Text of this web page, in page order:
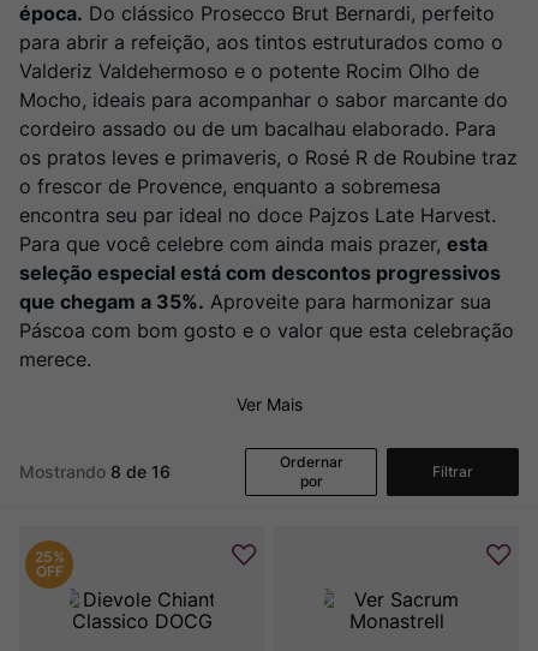
época. Do clássico Prosecco Brut Bernardi, perfeito
para abrir a refeição, aos tintos estruturados como o
Valderiz Valdehermoso e o potente Rocim Olho de
Mocho, ideais para acompanhar o sabor marcante do
cordeiro assado ou de um bacalhau elaborado. Para
os pratos leves e primaveris, o Rosé R de Roubine traz
o frescor de Provence, enquanto a sobremesa
encontra seu par ideal no doce Pajzos Late Harvest.
Para que você celebre com ainda mais prazer, esta
seleção especial está com descontos progressivos
que chegam a 35%. Aproveite para harmonizar sua
Páscoa com bom gosto e o valor que esta celebração
merece.
Ver Mais
Mostrando 8 de 16
Ordernar
por
Filtrar
25%
OFF
7º Pacalet
9º Rocim
10ºChampagne